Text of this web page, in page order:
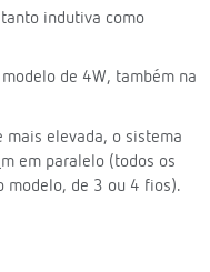
indutiva como
de 4W, também na
mais elevada, o sistema
em paralelo (todos os
modelo, de 3 ou 4 fios).